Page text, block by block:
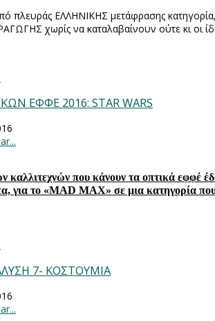
πλευράς ΕΛΛΗΝΙΚΗΣ μετάφρασης
χωρίς να καταλαβαίνουν ούτε κι οι
ΕΦΦΕ 2016: STAR WARS
που κάνουν τα οπτικά εφφέ
για το «MAD MAX» σε μια κατηγορία
7- ΚΟΣΤΟΥΜΙΑ